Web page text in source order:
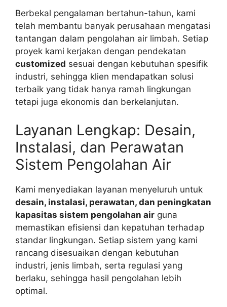
Berbekal pengalaman bertahun-tahun, kami
telah membantu banyak perusahaan mengatasi
tantangan dalam pengolahan air limbah. Setiap
proyek kami kerjakan dengan pendekatan
customized sesuai dengan kebutuhan spesifik
industri, sehingga klien mendapatkan solusi
terbaik yang tidak hanya ramah lingkungan
tetapi juga ekonomis dan berkelanjutan.
Layanan Lengkap: Desain,
Instalasi, dan Perawatan
Sistem Pengolahan Air
Kami menyediakan layanan menyeluruh untuk
desain, instalasi, perawatan, dan peningkatan
kapasitas sistem pengolahan air guna
memastikan efisiensi dan kepatuhan terhadap
standar lingkungan. Setiap sistem yang kami
rancang disesuaikan dengan kebutuhan
industri, jenis limbah, serta regulasi yang
berlaku, sehingga hasil pengolahan lebih
optimal.